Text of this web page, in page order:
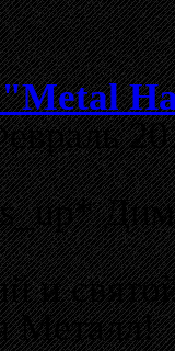
и
Металл!